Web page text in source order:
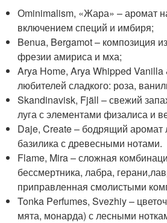
Оminimalism, «Жара» – аромат
включением специй и имбиря;
Benua, Bergamot – композиция
фрезии амириса и мха;
Arya Home, Arya Whipped
любителей сладкого: роза,
Skandinavisk, Fjäll – свежий
луга с элементами физалиса и
Daje, Create – бодрящий
базилика с древесными нотами.
Flame, Mira – сложная
бессмертника, лабра,
приправленная смолистыми
Tonka Perfumes, Svezhiy –
мята, монарда) с лесными